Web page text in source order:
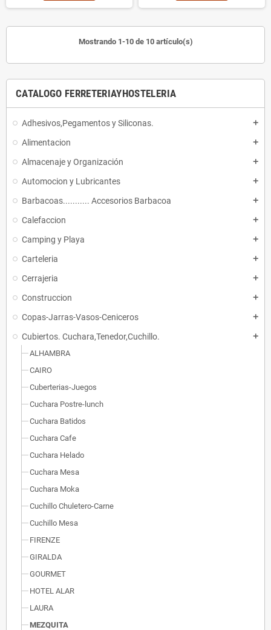
CATALOGO FERRETERIAYHOSTELERIA
Adhesivos,Pegamentos y Siliconas. add
Alimentacion add
Almacenaje y Organización add
Automocion y Lubricantes add
Barbacoas........... Accesorios Barbacoa add
Calefaccion add
Camping y Playa add
Carteleria add
Cerrajeria add
Construccion add
Copas-Jarras-Vasos-Ceniceros add
Cubiertos. Cuchara,Tenedor,Cuchillo. add
ALHAMBRA
CAIRO
Cuberterias-Juegos
Cuchara Postre-lunch
Cuchara Batidos
Cuchara Cafe
Cuchara Helado
Cuchara Mesa
Cuchara Moka
Cuchillo Chuletero-Carne
Cuchillo Mesa
FIRENZE
GIRALDA
GOURMET
HOTEL ALAR
LAURA
MEZQUITA
Mostrando 1-10 de 10 artículo(s)